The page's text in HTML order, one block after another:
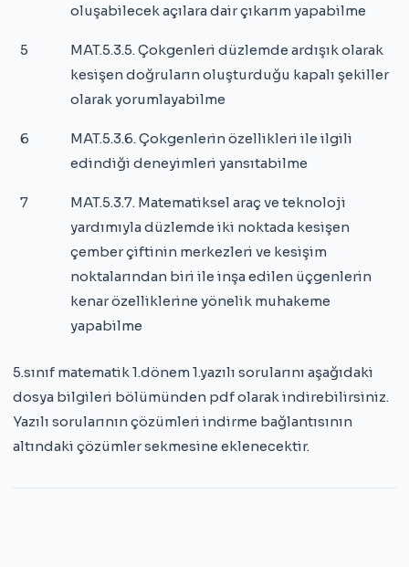
oluşabilecek açılara dair çıkarım yapabilme
5
MAT.5.3.5. Çokgenleri düzlemde ardışık olarak
kesişen doğruların oluşturduğu kapalı şekiller
olarak yorumlayabilme
6
MAT.5.3.6. Çokgenlerin özellikleri ile ilgili
edindiği deneyimleri yansıtabilme
7
MAT.5.3.7. Matematiksel araç ve teknoloji
yardımıyla düzlemde iki noktada kesişen
çember çiftinin merkezleri ve kesişim
noktalarından biri ile inşa edilen üçgenlerin
kenar özelliklerine yönelik muhakeme
yapabilme
5.sınıf matematik 1.dönem 1.yazılı sorularını aşağıdaki
dosya bilgileri bölümünden pdf olarak indirebilirsiniz.
Yazılı sorularının çözümleri indirme bağlantısının
altındaki çözümler sekmesine eklenecektir.